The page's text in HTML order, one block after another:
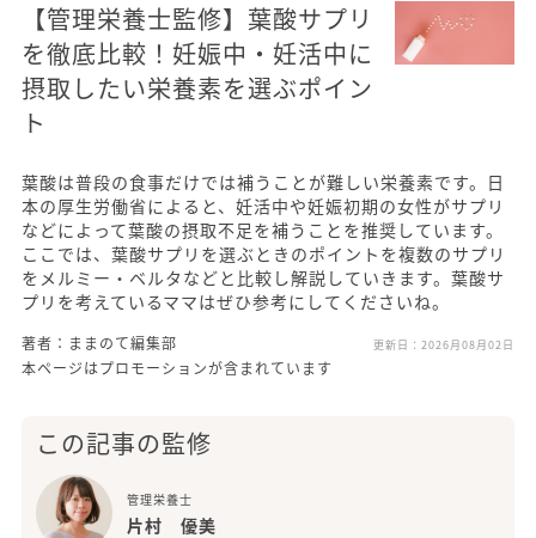
【管理栄養士監修】葉酸サプリ
を徹底比較！妊娠中・妊活中に
摂取したい栄養素を選ぶポイン
ト
葉酸は普段の食事だけでは補うことが難しい栄養素です。日
本の厚生労働省によると、妊活中や妊娠初期の女性がサプリ
などによって葉酸の摂取不足を補うことを推奨しています。
ここでは、葉酸サプリを選ぶときのポイントを複数のサプリ
をメルミー・ベルタなどと比較し解説していきます。葉酸サ
プリを考えているママはぜひ参考にしてくださいね。
著者：ままのて編集部 更新日： 2026月08月02日
本ページはプロモーションが含まれています
この記事の監修
管理栄養士
片村 優美